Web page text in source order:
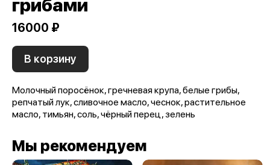
грибами
16000 ₽
В корзину
Молочный поросёнок, гречневая крупа, белые грибы,
репчатый лук, сливочное масло, чеснок, растительное
масло, тимьян, соль, чёрный перец, зелень
Мы рекомендуем